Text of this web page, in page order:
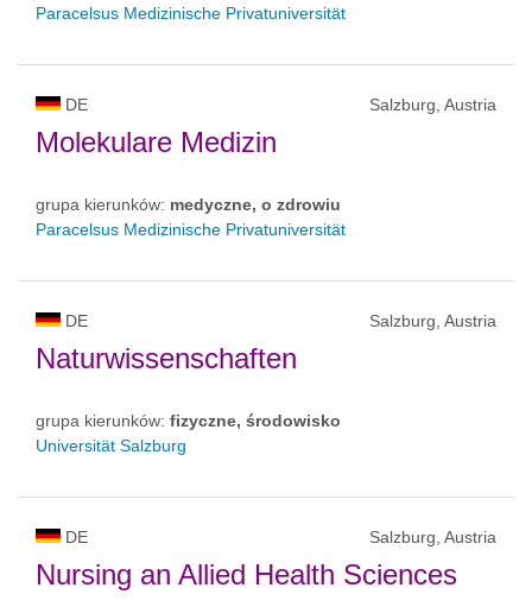
Paracelsus Medizinische Privatuniversität
DE Salzburg, Austria
Molekulare Medizin
grupa kierunków: medyczne, o zdrowiu
Paracelsus Medizinische Privatuniversität
DE Salzburg, Austria
Naturwissenschaften
grupa kierunków: fizyczne, środowisko
Universität Salzburg
DE Salzburg, Austria
Nursing an Allied Health Sciences